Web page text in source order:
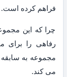
فراهم کرده است.
چرا که این
رفاهی را برای
مجموعه به سابقه
می کند.